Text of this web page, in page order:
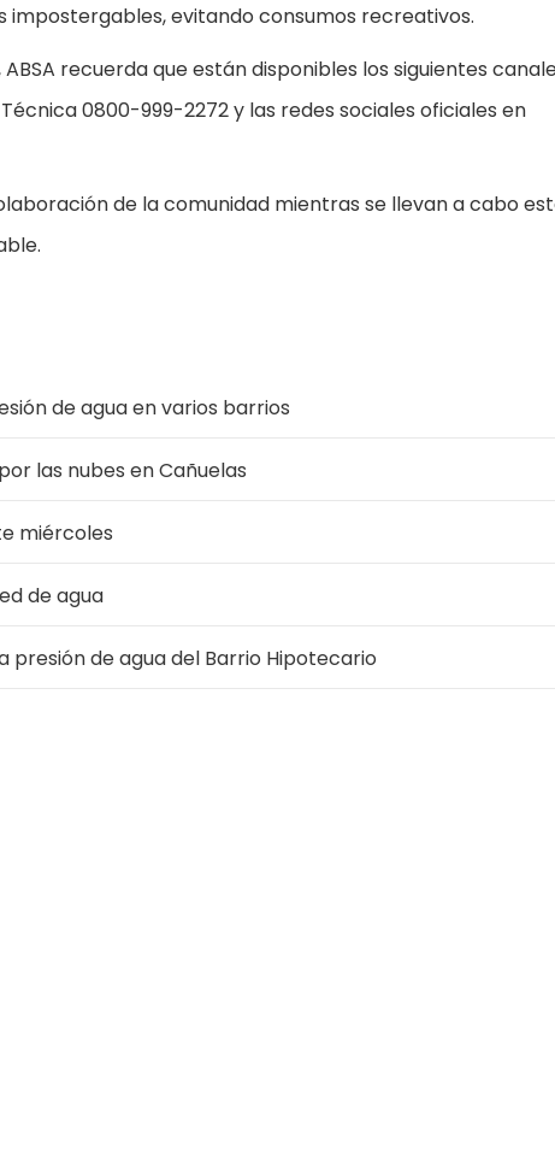
evitando consumos recreativos.
recuerda que están disponibles los siguientes
0800-999-2272 y las redes sociales oficiales en
de la comunidad mientras se llevan a cabo
de agua en varios barrios
las nubes en Cañuelas
miércoles
de agua
presión de agua del Barrio Hipotecario